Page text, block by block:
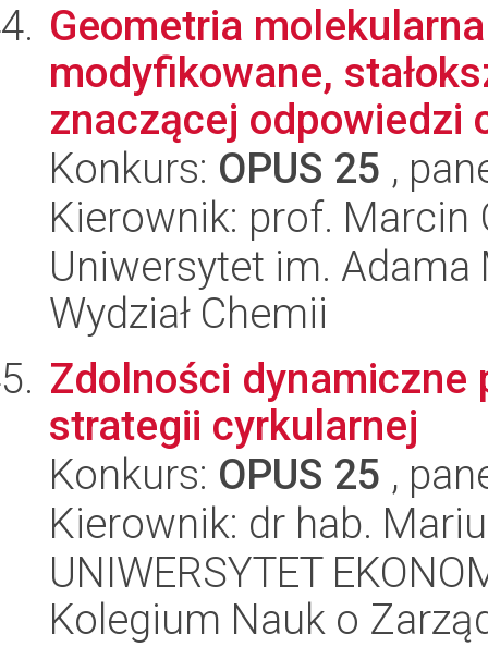
Geometria
modyfikowane,
znaczącej odpowiedzi
Konkurs: OPUS 25 ,
Kierownik: prof. Marcin
Uniwersytet im.
Wydział Chemii
Zdolności
strategii cyrkularnej
Konkurs: OPUS 25 ,
Kierownik: dr hab.
UNIWERSYTET
Kolegium Nauk o